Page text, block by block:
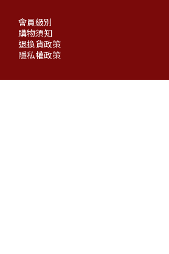
會員級別
購物須知
退換貨政策
隱私權政策